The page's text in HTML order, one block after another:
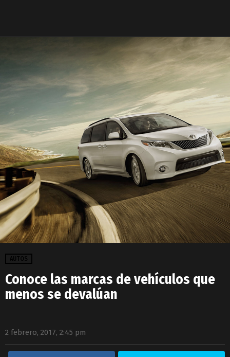
AUTOS
Conoce las marcas de vehículos que
menos se devalúan
2 febrero, 2017, 2:45 pm